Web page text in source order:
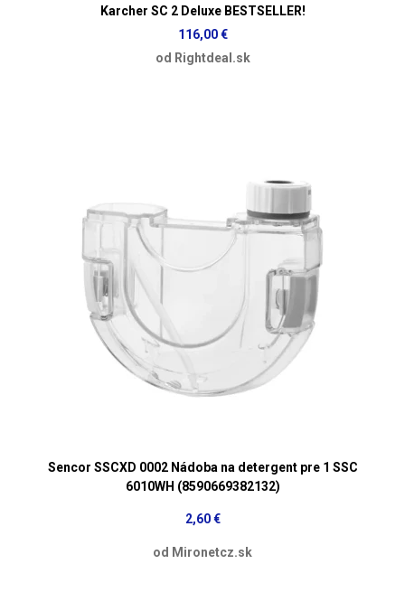
Karcher SC 2 Deluxe BESTSELLER!
116,00 €
od Rightdeal.sk
Sencor SSCXD 0002 Nádoba na detergent pre 1 SSC
6010WH (8590669382132)
2,60 €
od Mironetcz.sk